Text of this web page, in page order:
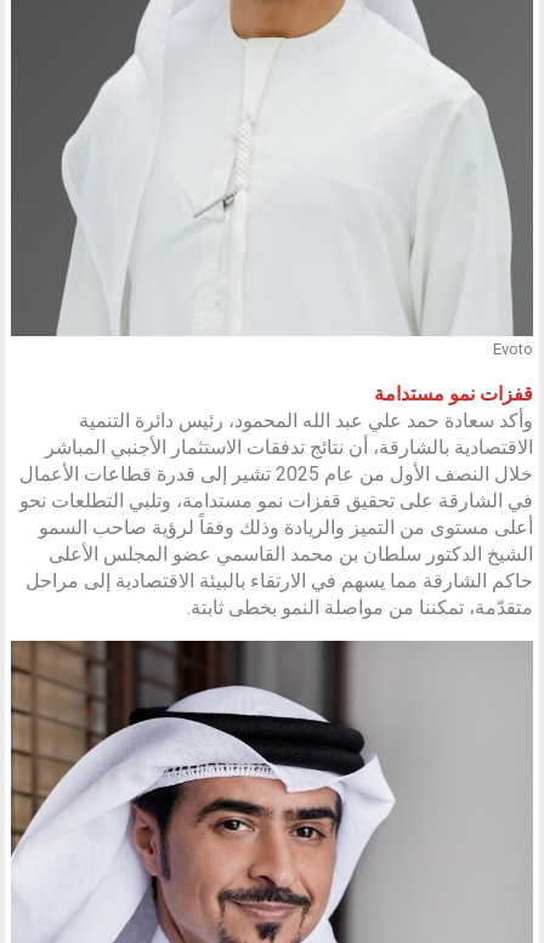
Evoto
قفزات نمو مستدامة
وأكد سعادة حمد علي عبد الله المحمود، رئيس دائرة التنمية
الاقتصادية بالشارقة، أن نتائج تدفقات الاستثمار الأجنبي المباشر
خلال النصف الأول من عام 2025 تشير إلى قدرة قطاعات الأعمال
في الشارقة على تحقيق قفزات نمو مستدامة، وتلبي التطلعات نحو
أعلى مستوى من التميز والريادة وذلك وفقاً لرؤية صاحب السمو
الشيخ الدكتور سلطان بن محمد القاسمي عضو المجلس الأعلى
حاكم الشارقة مما يسهم في الارتقاء بالبيئة الاقتصادية إلى مراحل
متقدّمة، تمكننا من مواصلة النمو بخطى ثابتة.